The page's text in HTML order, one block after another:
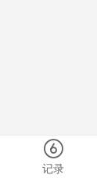
记录